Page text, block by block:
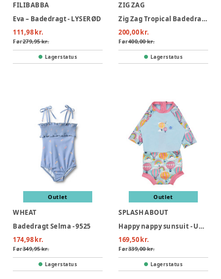
FILIBABBA
Eva – Badedragt - LYSERØD
111,98 kr.
Før279,95 kr.
Lagerstatus
ZIG ZAG
Zig Zag Tropical Badedragt - Lemon
200,00 kr.
Før400,00 kr.
Lagerstatus
Outlet
WHEAT
Badedragt Selma - 9525
174,98 kr.
Før349,95 kr.
Lagerstatus
Outlet
SPLASH ABOUT
Happy nappy sunsuit - Up & Away Pink
169,50 kr.
Før339,00 kr.
Lagerstatus